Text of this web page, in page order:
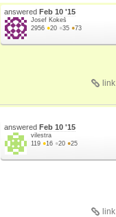
answered Feb 10 '15
Josef Kokeš
2956 ●20 ●35 ●73
link
answered Feb 10 '15
vilestra
119 ●16 ●20 ●25
link